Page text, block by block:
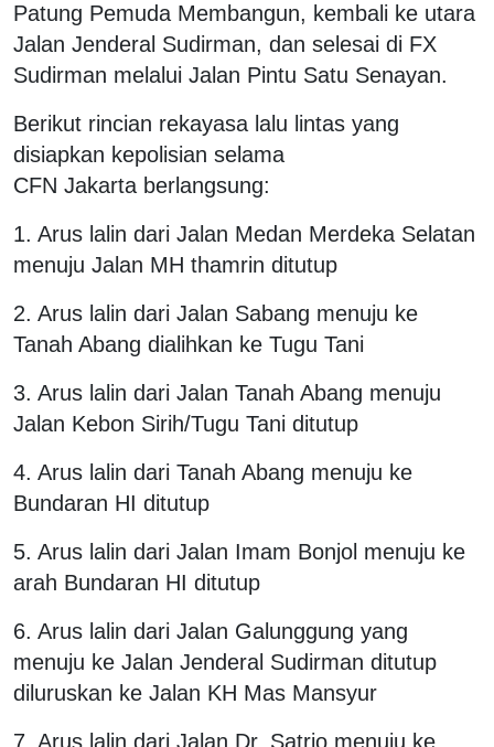
Patung Pemuda Membangun, kembali ke utara
Jalan Jenderal Sudirman, dan selesai di FX
Sudirman melalui Jalan Pintu Satu Senayan.
Berikut rincian rekayasa lalu lintas yang
disiapkan kepolisian selama
CFN Jakarta berlangsung:
1. Arus lalin dari Jalan Medan Merdeka Selatan
menuju Jalan MH thamrin ditutup
2. Arus lalin dari Jalan Sabang menuju ke
Tanah Abang dialihkan ke Tugu Tani
3. Arus lalin dari Jalan Tanah Abang menuju
Jalan Kebon Sirih/Tugu Tani ditutup
4. Arus lalin dari Tanah Abang menuju ke
Bundaran HI ditutup
5. Arus lalin dari Jalan Imam Bonjol menuju ke
arah Bundaran HI ditutup
6. Arus lalin dari Jalan Galunggung yang
menuju ke Jalan Jenderal Sudirman ditutup
diluruskan ke Jalan KH Mas Mansyur
7. Arus lalin dari Jalan Dr. Satrio menuju ke